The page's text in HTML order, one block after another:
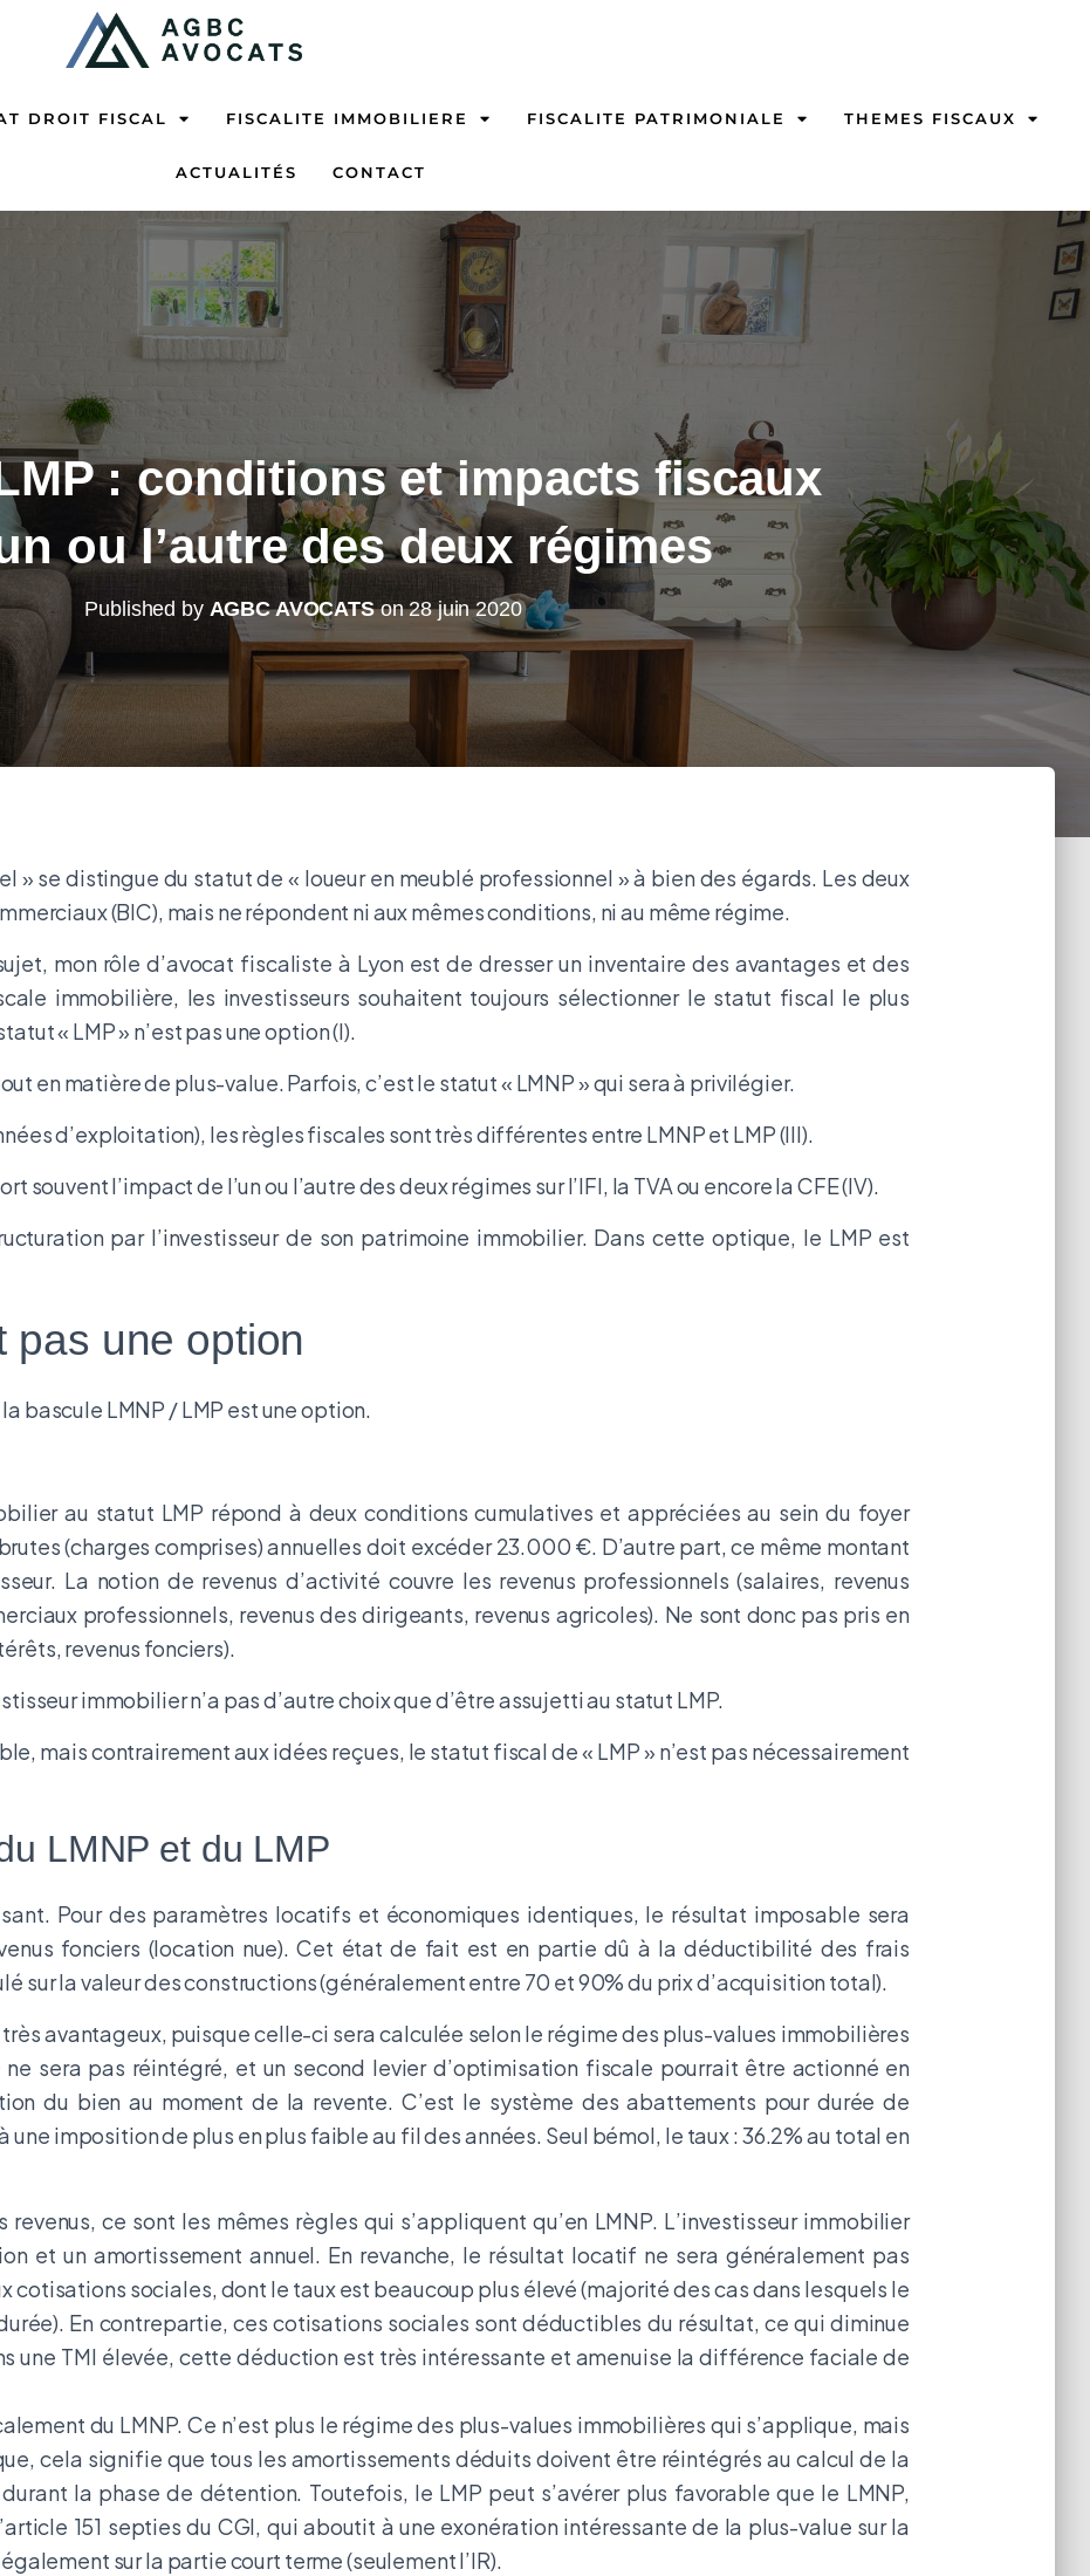
DROIT FISCAL FISCALITE IMMOBILIERE FISCALITE PATRIMONIALE THEMES FISCAUX
ACTUALITÉS CONTACT
: conditions et impacts fiscaux
ou l’autre des deux régimes
Published by AGBC AVOCATSon28 juin 2020
» se distingue du statut de « loueur en meublé professionnel » à bien des égards. Les deux
(BIC), mais ne répondent ni aux mêmes conditions, ni au même régime.
mon rôle d’avocat fiscaliste à Lyon est de dresser un inventaire des avantages et des
immobilière, les investisseurs souhaitent toujours sélectionner le statut fiscal le plus
« LMP » n’est pas une option (I).
en matière de plus-value. Parfois, c’est le statut « LMNP » qui sera à privilégier.
d’exploitation), les règles fiscales sont très différentes entre LMNP et LMP (III).
l’impact de l’un ou l’autre des deux régimes sur l’IFI, la TVA ou encore la CFE (IV).
par l’investisseur de son patrimoine immobilier. Dans cette optique, le LMP est
pas une option
bascule LMNP / LMP est une option.
au statut LMP répond à deux conditions cumulatives et appréciées au sein du foyer
(charges comprises) annuelles doit excéder 23.000 €. D’autre part, ce même montant
La notion de revenus d’activité couvre les revenus professionnels (salaires, revenus
professionnels, revenus des dirigeants, revenus agricoles). Ne sont donc pas pris en
revenus fonciers).
immobilier n’a pas d’autre choix que d’être assujetti au statut LMP.
mais contrairement aux idées reçues, le statut fiscal de « LMP » n’est pas nécessairement
LMNP et du LMP
Pour des paramètres locatifs et économiques identiques, le résultat imposable sera
fonciers (location nue). Cet état de fait est en partie dû à la déductibilité des frais
sur la valeur des constructions (généralement entre 70 et 90% du prix d’acquisition total).
avantageux, puisque celle-ci sera calculée selon le régime des plus-values immobilières
sera pas réintégré, et un second levier d’optimisation fiscale pourrait être actionné en
du bien au moment de la revente. C’est le système des abattements pour durée de
imposition de plus en plus faible au fil des années. Seul bémol, le taux : 36.2% au total en
ce sont les mêmes règles qui s’appliquent qu’en LMNP. L’investisseur immobilier
et un amortissement annuel. En revanche, le résultat locatif ne sera généralement pas
cotisations sociales, dont le taux est beaucoup plus élevé (majorité des cas dans lesquels le
En contrepartie, ces cotisations sociales sont déductibles du résultat, ce qui diminue
une TMI élevée, cette déduction est très intéressante et amenuise la différence faciale de
du LMNP. Ce n’est plus le régime des plus-values immobilières qui s’applique, mais
cela signifie que tous les amortissements déduits doivent être réintégrés au calcul de la
la phase de détention. Toutefois, le LMP peut s’avérer plus favorable que le LMNP,
151 septies du CGI, qui aboutit à une exonération intéressante de la plus-value sur la
sur la partie court terme (seulement l’IR).